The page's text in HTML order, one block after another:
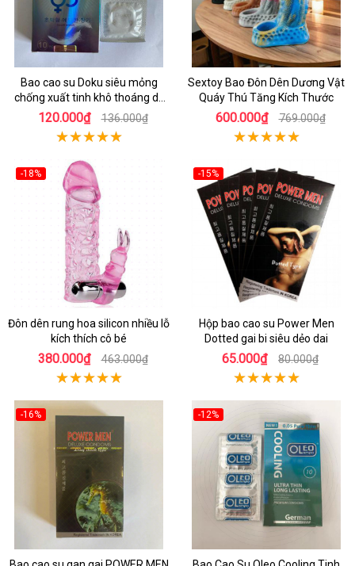
Bao cao su Doku siêu mỏng
chống xuất tinh khô thoáng dễ
chịu
120.000₫ 136.000₫
Sextoy Bao Đôn Dên Dương Vật
Quáy Thú Tăng Kích Thước
600.000₫ 769.000₫
-18%
Đôn dên rung hoa silicon nhiều lỗ
kích thích cô bé
380.000₫ 463.000₫
-15%
Hộp bao cao su Power Men
Dotted gai bi siêu dẻo dai
65.000₫ 80.000₫
-16% -12%